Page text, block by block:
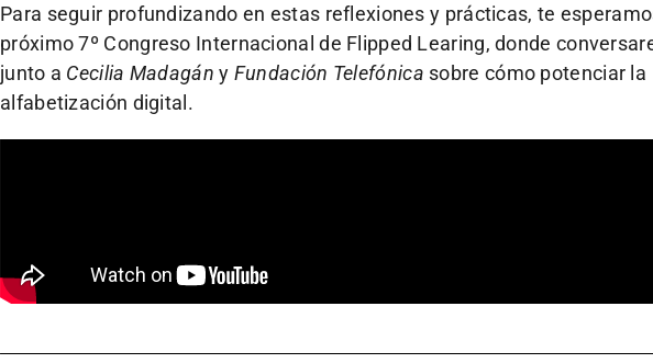
Para seguir profundizando en estas reflexiones y prácticas, te
próximo 7º Congreso Internacional de Flipped Learing, donde
junto a Cecilia Madagán y Fundación Telefónica sobre cómo potenciar la
alfabetización digital.